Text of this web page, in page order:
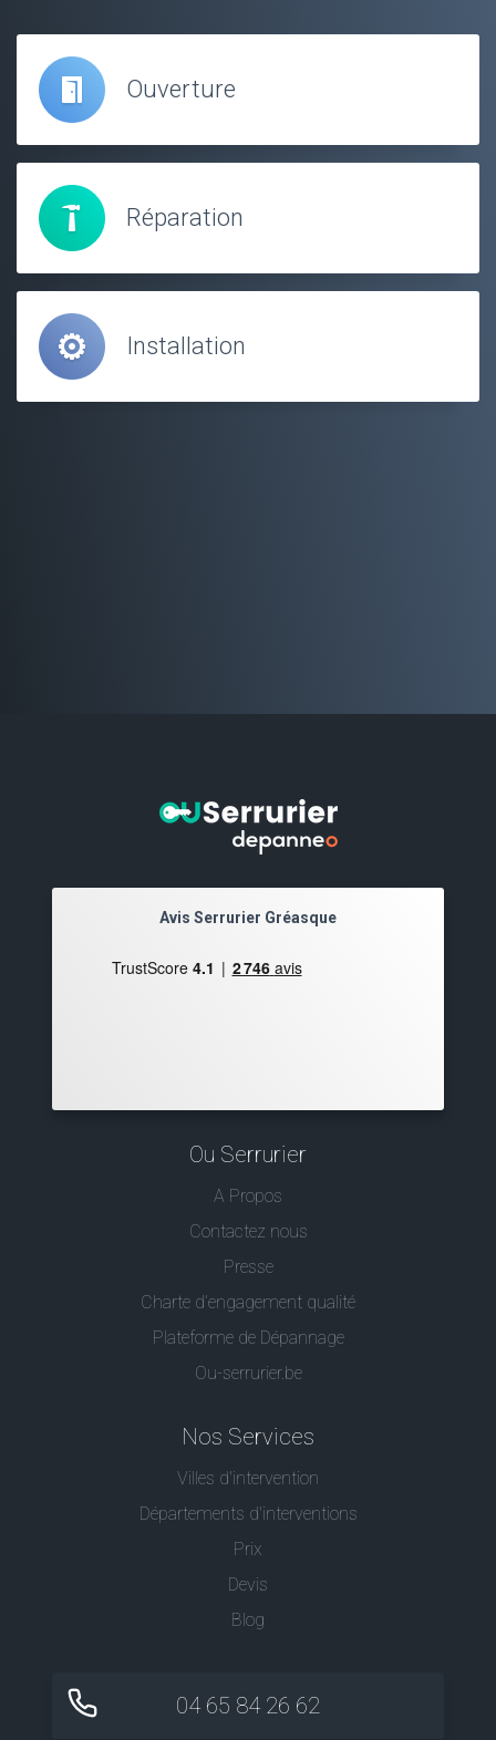
Ouverture
Réparation
Installation
Avis Serrurier Gréasque
Ou Serrurier
A Propos
Contactez nous
Presse
Charte d’engagement qualité
Plateforme de Dépannage
Ou-serrurier.be
Nos Services
Villes d'intervention
Départements d'interventions
Prix
Devis
Blog
04 65 84 26 62